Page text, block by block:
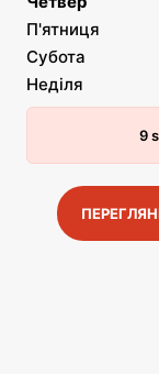
П'ятниця
Субота
Неділя
9